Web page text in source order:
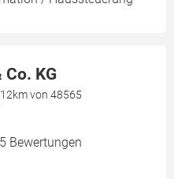
Co. KG
von 48565
Bewertungen